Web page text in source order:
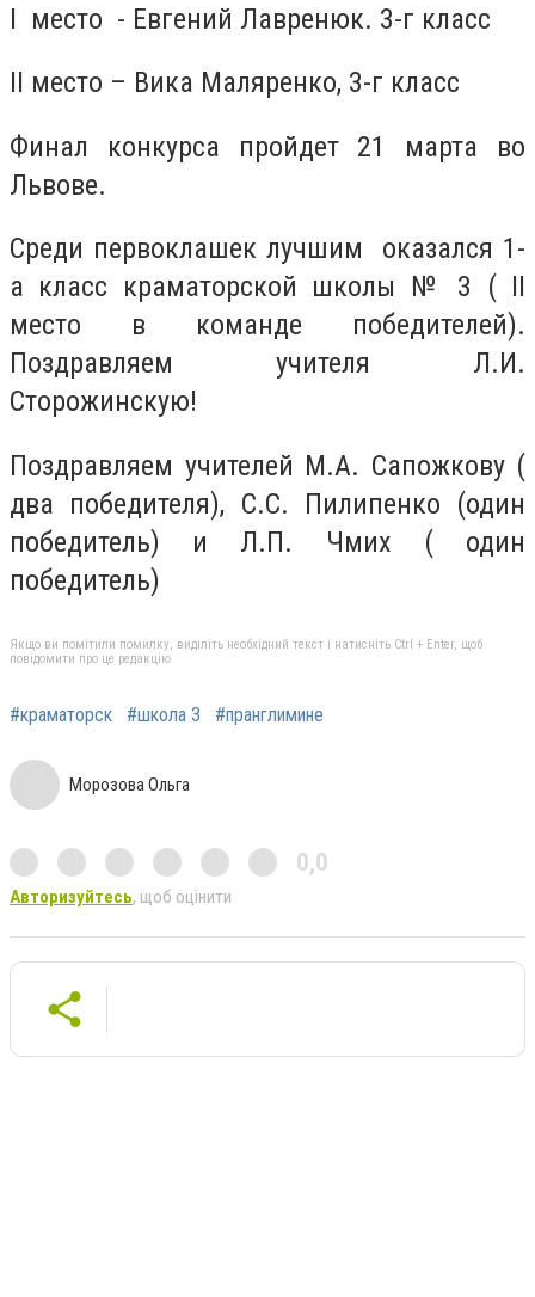
I место - Евгений Лавренюк. 3-г класс
II место – Вика Маляренко, 3-г класс
Финал конкурса пройдет 21 марта во
Львове.
Среди первоклашек лучшим оказался 1-
а класс краматорской школы № 3 ( II
место в команде победителей).
Поздравляем учителя Л.И.
Сторожинскую!
Поздравляем учителей М.А. Сапожкову (
два победителя), С.С. Пилипенко (один
победитель) и Л.П. Чмих ( один
победитель)
Якщо ви помітили помилку, виділіть необхідний текст і натисніть Ctrl + Enter, щоб
повідомити про це редакцію
#краматорск #школа 3 #пранглимине
Морозова Ольга
0,0
Авторизуйтесь, щоб оцінити